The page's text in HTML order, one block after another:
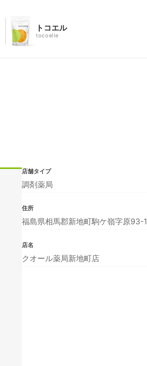
トコエル
tocoelle
店舗タイプ
調剤薬局
住所
福島県相馬郡新地町駒ケ嶺字原93-1
店名
クオール薬局新地町店